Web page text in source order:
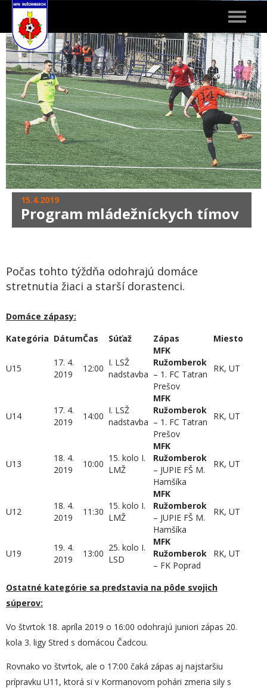
Toggle
15.4.2019
Program mládežníckych tímov
Počas tohto týždňa odohrajú domáce
stretnutia žiaci a starší dorastenci.
Domáce zápasy:
Kategória DátumČas Súťaž Zápas Miesto
U15
17. 4.
2019
12:00
I. LSŽ
nadstavba
MFK
Ružomberok
– 1. FC Tatran
Prešov
RK, UT
U14
17. 4.
2019
14:00
I. LSŽ
nadstavba
MFK
Ružomberok
– 1. FC Tatran
Prešov
RK, UT
U13
18. 4.
2019
10:00
15. kolo I.
LMŽ
MFK
Ružomberok
– JUPIE FŠ M.
Hamšíka
RK, UT
U12
18. 4.
2019
11:30
15. kolo I.
LMŽ
MFK
Ružomberok
– JUPIE FŠ M.
Hamšíka
RK, UT
U19
19. 4.
2019
13:00
25. kolo I.
LSD
MFK
Ružomberok
– FK Poprad
RK, UT
Ostatné kategórie sa predstavia na pôde svojich
súperov:
Vo štvrtok 18. apríla 2019 o 16:00 odohrajú juniori zápas 20.
kola 3. ligy Stred s domácou Čadcou.
Rovnako vo štvrtok, ale o 17:00 čaká zápas aj najstaršiu
prípravku U11, ktorá si v Kormanovom pohári zmeria sily s